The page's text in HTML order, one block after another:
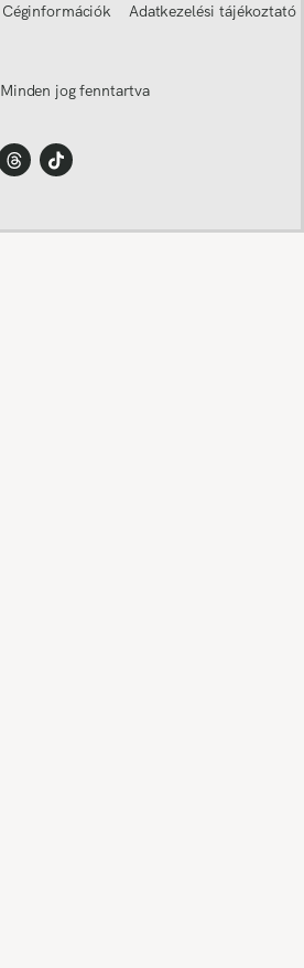
Céginformációk Adatkezelési tájékoztató
Minden jog fenntartva